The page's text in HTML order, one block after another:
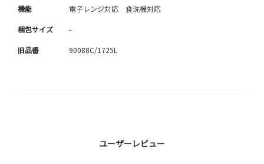
機能 電子レンジ対応 食洗機対応
梱包サイズ -
旧品番 90088C/1725L
ユーザーレビュー